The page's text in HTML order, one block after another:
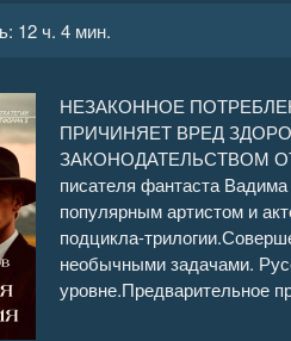
Дипмиссия 15
Дипмиссия 17
Дипмиссия 18
Дипмиссия 19
12 ч. 4 мин.
НЕЗАКОННОЕ
ПРИЧИНЯЕТ ВРЕД
ЗАКОНОДАТЕЛЬСТВОМ
писателя фантаста
популярным артистом и
подцикла-
необычными задачами.
уровне.Предварительное